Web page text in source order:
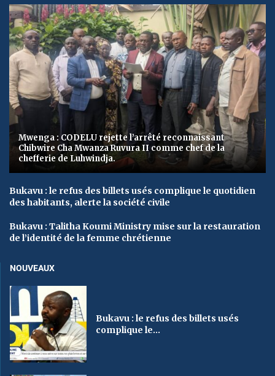
Mwenga : CODELU rejette l’arrêté reconnaissant
Chibwire Cha Mwanza Ruvura II comme chef de la
chefferie de Luhwindja.
Bukavu : le refus des billets usés complique le quotidien
des habitants, alerte la société civile
Bukavu : Talitha Koumi Ministry mise sur la restauration
de l’identité de la femme chrétienne
NOUVEAUX
Bukavu : le refus des billets usés
complique le...